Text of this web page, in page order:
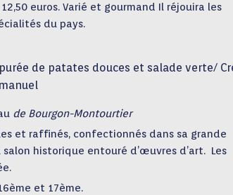
euros. Varié et gourmand Il réjouira les
du pays.
de patates douces et salade verte/
de Bourgon-Montourtier
et raffinés, confectionnés dans sa grande
historique entouré d’œuvres d’art. Les
et 17ème.